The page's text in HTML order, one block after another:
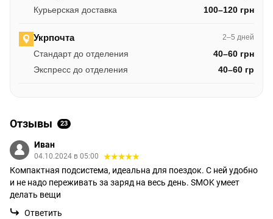
Курьерская доставка
100–120 грн
Укрпочта 2–5 дней
Стандарт до отделения
40–60 грн
Экспресс до отделения
40–60 гр
Отзывы 23
Иван
04.10.2024 в 05:00
Компактная подсистема, идеальна для поездок. С ней удобно
и не надо переживать за заряд на весь день. SMOK умеет
делать вещи
Ответить